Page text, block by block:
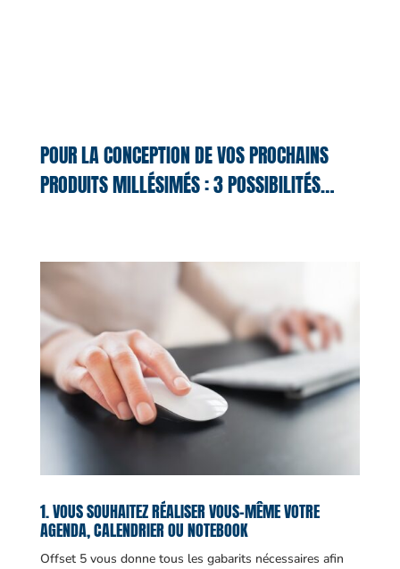
POUR LA CONCEPTION DE VOS PROCHAINS
PRODUITS MILLÉSIMÉS : 3 POSSIBILITÉS…
1. VOUS SOUHAITEZ RÉALISER VOUS-MÊME VOTRE
AGENDA, CALENDRIER OU NOTEBOOK
Offset 5 vous donne tous les gabarits nécessaires afin